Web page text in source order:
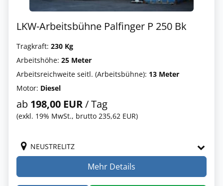
LKW-Arbeitsbühne Palfinger P 250 Bk
Tragkraft: 230 Kg
Arbeitshöhe: 25 Meter
Arbeitsreichweite seitl. (Arbeitsbühne): 13 Meter
Motor: Diesel
ab 198,00 EUR/ Tag
(exkl. 19% MwSt., brutto 235,62 EUR)
NEUSTRELITZ
Mehr Details